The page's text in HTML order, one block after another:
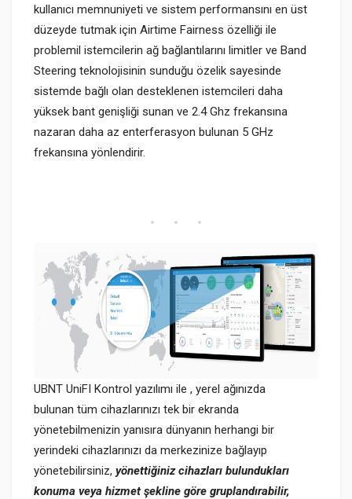
kullanıcı memnuniyeti ve sistem performansını en üst
düzeyde tutmak için Airtime Fairness özelliği ile
problemil istemcilerin ağ bağlantılarını limitler ve Band
Steering teknolojisinin sunduğu özelik sayesinde
sistemde bağlı olan desteklenen istemcileri daha
yüksek bant genişliği sunan ve 2.4 Ghz frekansına
nazaran daha az enterferasyon bulunan 5 GHz
frekansına yönlendirir.
UBNT UniFI Kontrol yazılımı ile , yerel ağınızda
bulunan tüm cihazlarınızı tek bir ekranda
yönetebilmenizin yanısıra dünyanın herhangi bir
yerindeki cihazlarınızı da merkezinize bağlayıp
yönetebilirsiniz, yönettiğiniz cihazları bulundukları
konuma veya hizmet şekline göre gruplandırabilir,